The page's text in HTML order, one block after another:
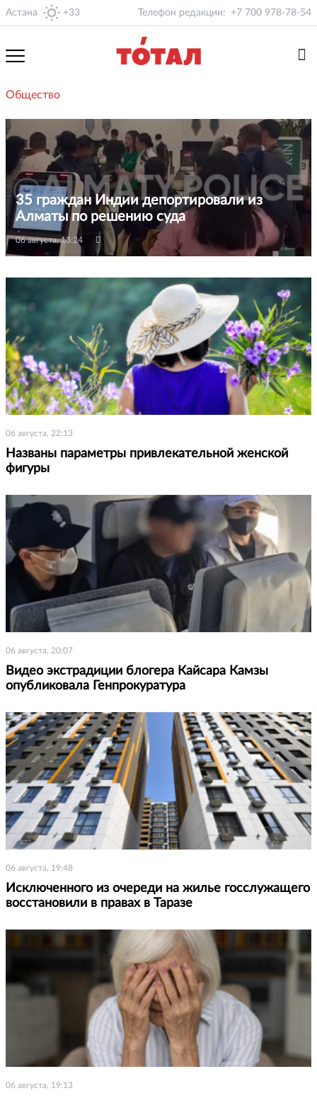
Астана +33 Телефон редакции: +7 700 978-78-54
Общество
35 граждан Индии депортировали из
Алматы по решению суда
06 августа, 13:24
06 августа, 22:13
Названы параметры привлекательной женской
фигуры
06 августа, 20:07
Видео экстрадиции блогера Кайсара Камзы
опубликовала Генпрокуратура
06 августа, 19:48
Исключенного из очереди на жилье госслужащего
восстановили в правах в Таразе
06 августа, 19:13